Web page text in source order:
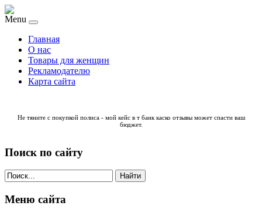
Menu
Главная
О нас
Товары для женщин
Рекламодателю
Карта сайта
Не тяните с покупкой полиса - мой кейс в т банк каско отзывыможет спасти ваш
бюджет.
Поиск по сайту
Найти
Меню сайта